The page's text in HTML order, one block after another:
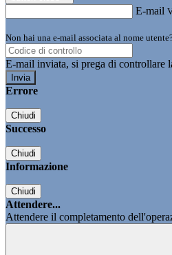
E-mail
Non hai una e-mail associata al nome
E-mail inviata, si prega di controllare
Errore
Chiudi
Successo
Chiudi
Informazione
Chiudi
Attendere...
Attendere il completamento